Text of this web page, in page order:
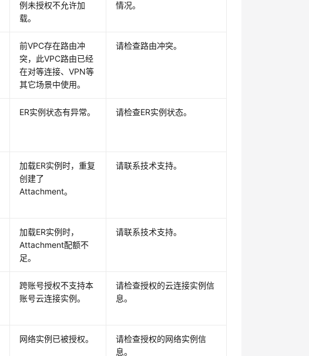
例未授权不允许加
载。
情况。
前VPC存在路由冲
突，此VPC路由已经
在对等连接、VPN等
其它场景中使用。
请检查路由冲突。
ER实例状态有异常。 请检查ER实例状态。
加载ER实例时，重复
创建了
Attachment。
请联系技术支持。
加载ER实例时，
Attachment配额不
足。
请联系技术支持。
跨账号授权不支持本
账号云连接实例。
请检查授权的云连接实例信
息。
网络实例已被授权。
请检查授权的网络实例信
息。